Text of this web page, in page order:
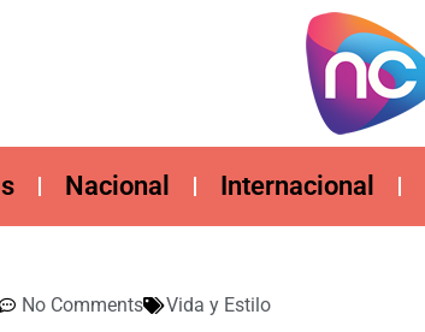
Nacional Internacional
No Comments Vida y Estilo